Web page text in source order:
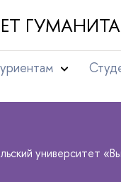
университет